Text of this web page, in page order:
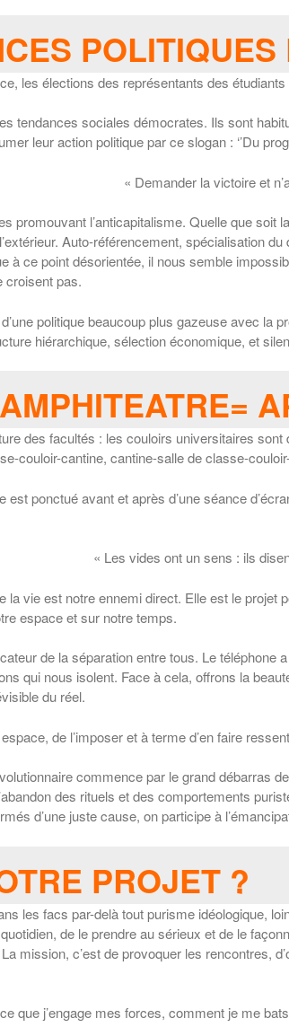
les élections des représentants des
tendances sociales démocrates. Ils sont
leur action politique par ce slogan : ‘’Du
« Demander la victoire et
promouvant l’anticapitalisme. Quelle que
Auto-référencement, spécialisation
à ce point désorientée, il nous semble
croisent pas.
politique beaucoup plus gazeuse avec
hiérarchique, sélection économique, et
des facultés : les couloirs universitaires
couloir-cantine, cantine-salle de classe-
est ponctué avant et après d’une séance
« Les vides ont un sens : ils
la vie est notre ennemi direct. Elle est le
espace et sur notre temps.
de la séparation entre tous. Le téléphone
qui nous isolent. Face à cela, offrons la
du réel.
de l’imposer et à terme d’en faire
commence par le grand débarras
des rituels et des comportements
d’une juste cause, on participe à
PROJET ?
les facs par-delà tout purisme idéologique,
de le prendre au sérieux et de le
mission, c’est de provoquer les rencontres,
que j’engage mes forces, comment je me